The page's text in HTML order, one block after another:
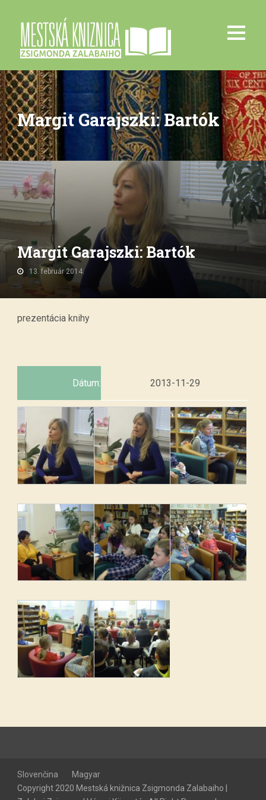
Margit Garajszki: Bartók
Margit Garajszki: Bartók
13. február 2014.
prezentácia knihy
Dátum: 2013-11-29
Slovenčina
Magyar
Copyright 2020 Mestská knižnica Zsigmonda Zalabaiho |